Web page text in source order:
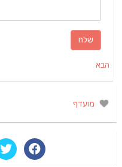
הבא
מועדף